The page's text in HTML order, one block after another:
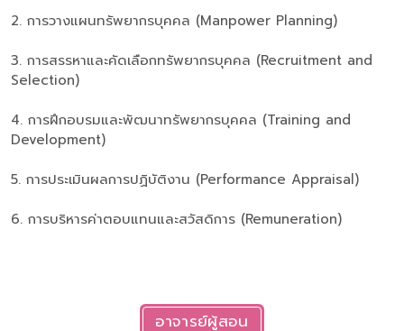
2. การวางแผนทรัพยากรบุคคล (Manpower Planning)
3. การสรรหาและคัดเลือกทรัพยากรบุคคล (Recruitment and
Selection)
4. การฝึกอบรมและพัฒนาทรัพยากรบุคคล (Training and
Development)
5. การประเมินผลการปฏิบัติงาน (Performance Appraisal)
6. การบริหารค่าตอบแทนและสวัสดิการ (Remuneration)
อาจารย์ผู้สอน